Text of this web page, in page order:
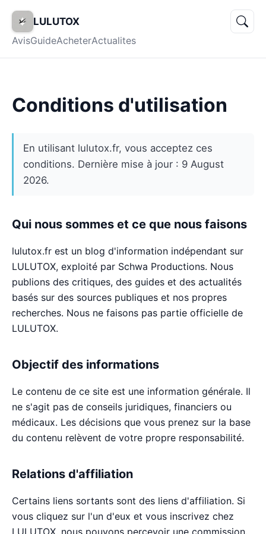
LULUTOX
AvisGuideAcheterActualites
Conditions d'utilisation
En utilisant lulutox.fr, vous acceptez ces
conditions. Dernière mise à jour : 9 August
2026.
Qui nous sommes et ce que nous faisons
lulutox.fr est un blog d'information indépendant sur
LULUTOX, exploité par Schwa Productions. Nous
publions des critiques, des guides et des actualités
basés sur des sources publiques et nos propres
recherches. Nous ne faisons pas partie officielle de
LULUTOX.
Objectif des informations
Le contenu de ce site est une information générale. Il
ne s'agit pas de conseils juridiques, financiers ou
médicaux. Les décisions que vous prenez sur la base
du contenu relèvent de votre propre responsabilité.
Relations d'affiliation
Certains liens sortants sont des liens d'affiliation. Si
vous cliquez sur l'un d'eux et vous inscrivez chez
LULUTOX, nous pouvons percevoir une commission.